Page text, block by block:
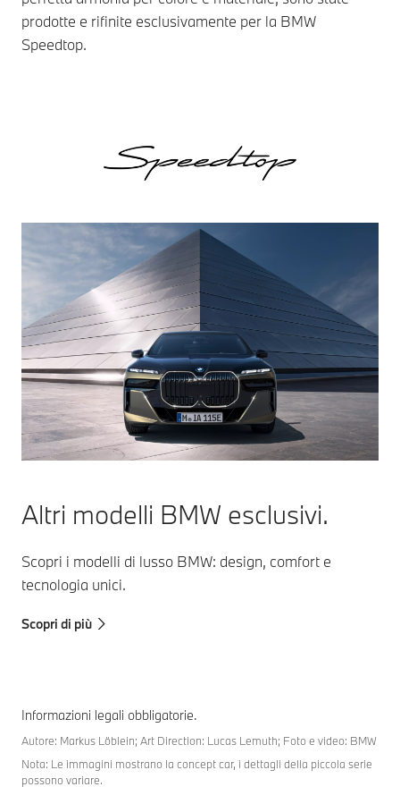
prodotte e rifinite esclusivamente per la BMW
Speedtop.
Altri modelli BMW esclusivi.
Scopri i modelli di lusso BMW: design, comfort e
tecnologia unici.
Scopri di più
Informazioni legali obbligatorie.
Autore: Markus Löblein; Art Direction: Lucas Lemuth; Foto e video: BMW
Nota: Le immagini mostrano la concept car, i dettagli della piccola serie
possono variare.